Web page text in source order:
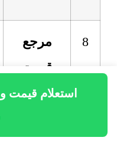
8
مرجع
قیمت
گذاری
9 نصب و